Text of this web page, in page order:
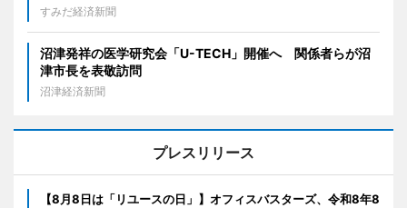
すみだ経済新聞
沼津発祥の医学研究会「U-TECH」開催へ 関係者らが沼
津市長を表敬訪問
沼津経済新聞
プレスリリース
【8月8日は「リユースの日」】オフィスバスターズ、令和8年8